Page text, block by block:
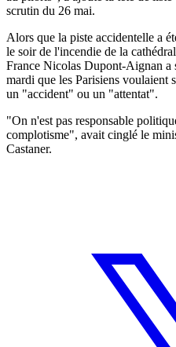
scrutin du 26 mai.
Alors que la piste accidentelle a
le soir de l'incendie de la
France Nicolas Dupont-Aignan a
mardi que les Parisiens voulaient
un "accident" ou un "attentat".
"On n'est pas responsable
complotisme", avait cinglé le
Castaner.